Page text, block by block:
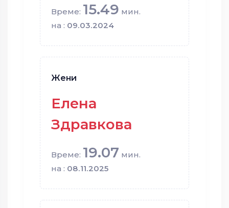
Време: 15.49 мин.
на : 09.03.2024
Жени
Елена
Здравкова
Време: 19.07 мин.
на : 08.11.2025